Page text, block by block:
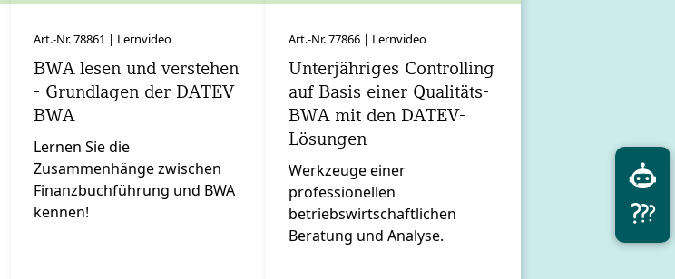
Art.-Nr. 78861 | Lernvideo
BWA lesen und verstehen
- Grundlagen der DATEV
BWA
Lernen Sie die
Zusammenhänge zwischen
Finanzbuchführung und BWA
kennen!
Art.-Nr. 77866 | Lernvideo
Unterjähriges Controlling
auf Basis einer Qualitäts-
BWA mit den DATEV-
Lösungen
Werkzeuge einer
professionellen
betriebswirtschaftlichen
Beratung und Analyse.